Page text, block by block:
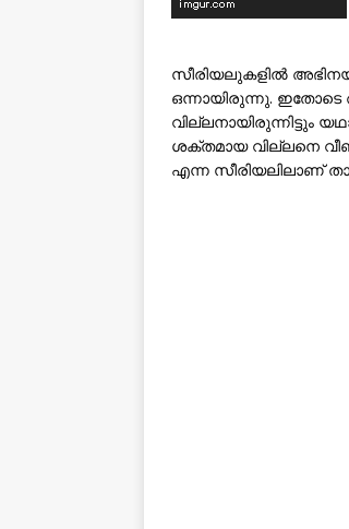
സീരിയലുകളിൽ
ഒന്നായിരുന്നു. ഇതോടെ
വില്ലനായിരുന്നിട്ടും
ശക്തമായ വില്ലനെ
എന്ന സീരിയലിലാണ്